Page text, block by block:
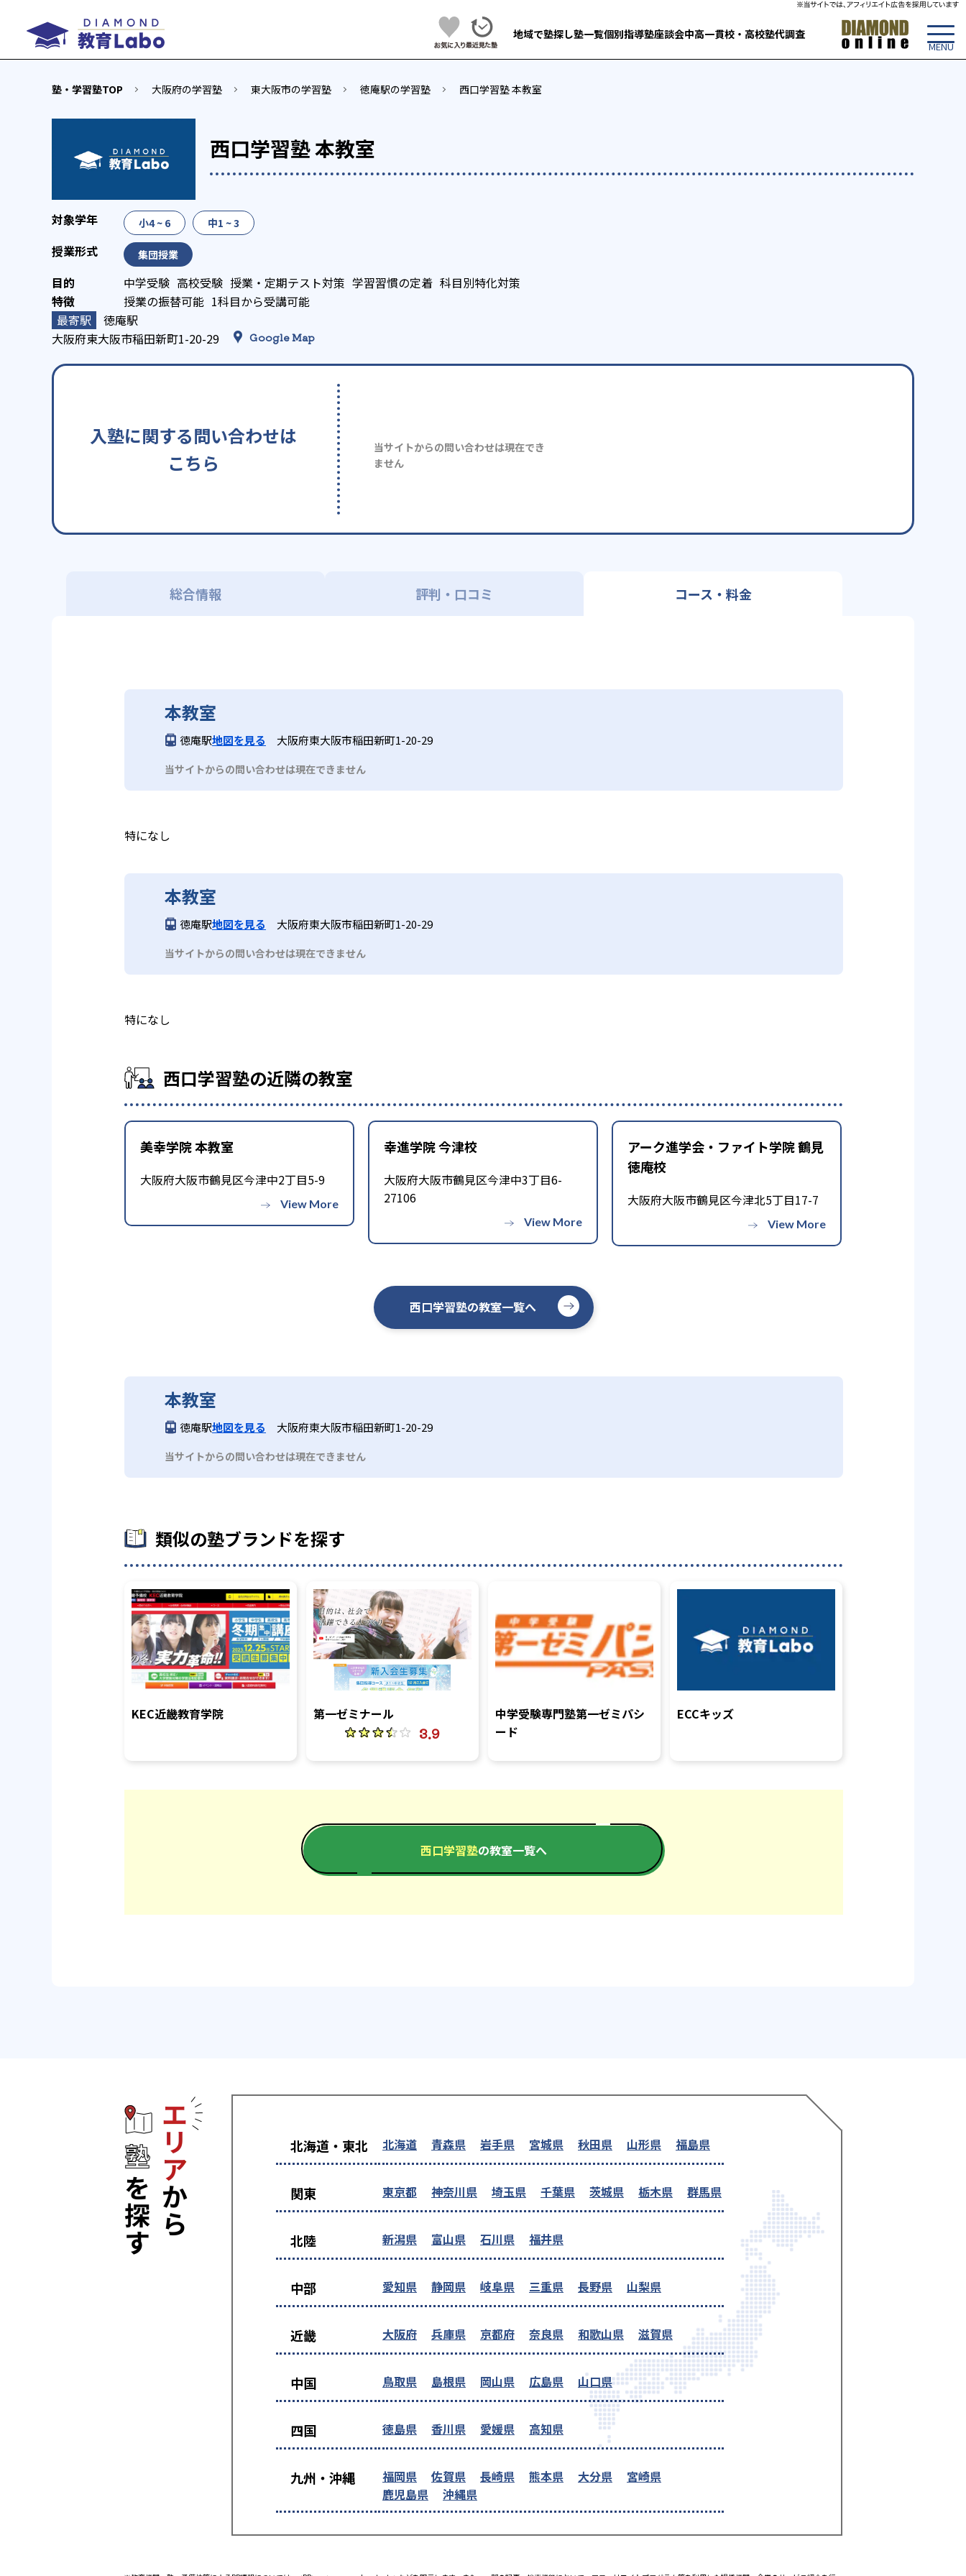
地域で塾探し塾一覧個別指導塾座談会中高一貫校・高校塾代調査
塾・学習塾TOP 大阪府の学習塾 東大阪市の学習塾 徳庵駅の学習塾 西口学習塾 本教室
西口学習塾 本教室
小4 ~ 6 中1 ~ 3
集団授業
中学受験 高校受験 授業・定期テスト対策 学習習慣の定着 科目別特化対策
授業の振替可能 1科目から受講可能
徳庵駅
大阪府東大阪市稲田新町1-20-29
Google Map
入塾に関する問い合わせは
こちら
当サイトからの問い合わせは現在でき
ません
総合情報 評判・口コミ コース・料金
本教室
徳庵駅地図を見る 大阪府東大阪市稲田新町1-20-29
当サイトからの問い合わせは現在できません
特になし
本教室
徳庵駅地図を見る 大阪府東大阪市稲田新町1-20-29
当サイトからの問い合わせは現在できません
特になし
西口学習塾の近隣の教室
美幸学院 本教室
大阪府大阪市鶴見区今津中2丁目5-9
幸進学院 今津校
大阪府大阪市鶴見区今津中3丁目6-
27106
アーク進学会・ファイト学院 鶴見
徳庵校
大阪府大阪市鶴見区今津北5丁目17-7
西口学習塾の教室一覧へ
本教室
徳庵駅地図を見る 大阪府東大阪市稲田新町1-20-29
当サイトからの問い合わせは現在できません
類似の塾ブランドを探す
KEC近畿教育学院 第一ゼミナール
3.9
中学受験専門塾第一ゼミパシ
ード
ECCキッズ
西口学習塾の教室一覧へ
北海道・東北 北海道 青森県 岩手県 宮城県 秋田県 山形県 福島県
関東 東京都 神奈川県 埼玉県 千葉県 茨城県 栃木県 群馬県
北陸 新潟県 富山県 石川県 福井県
中部 愛知県 静岡県 岐阜県 三重県 長野県 山梨県
近畿 大阪府 兵庫県 京都府 奈良県 和歌山県 滋賀県
中国 鳥取県 島根県 岡山県 広島県 山口県
四国 徳島県 香川県 愛媛県 高知県
九州・沖縄 福岡県 佐賀県 長崎県 熊本県 大分県
宮崎県
鹿児島県
沖縄県